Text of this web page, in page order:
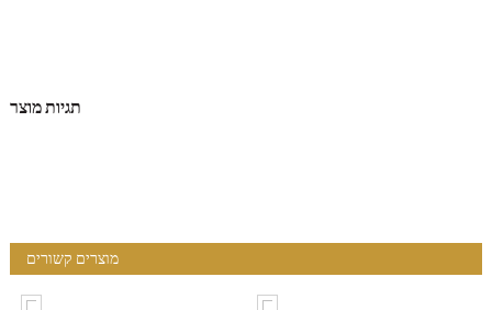
תגיות מוצר
מוצרים קשורים